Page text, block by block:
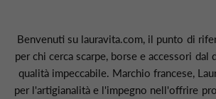
Benvenuti su lauravita.com, il punto di
per chi cerca scarpe, borse e accessori dal
qualità impeccabile. Marchio francese,
per l'artigianalità e l'impegno nell'offrire